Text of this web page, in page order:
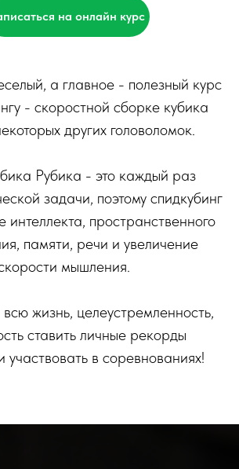
на онлайн курс
а главное - полезный курс
- скоростной сборке кубика
других головоломок.
Рубика - это каждый раз
задачи, поэтому спидкубинг
интеллекта, пространственного
памяти, речи и увеличение
мышления.
жизнь, целеустремленность,
ставить личные рекорды
в соревнованиях!